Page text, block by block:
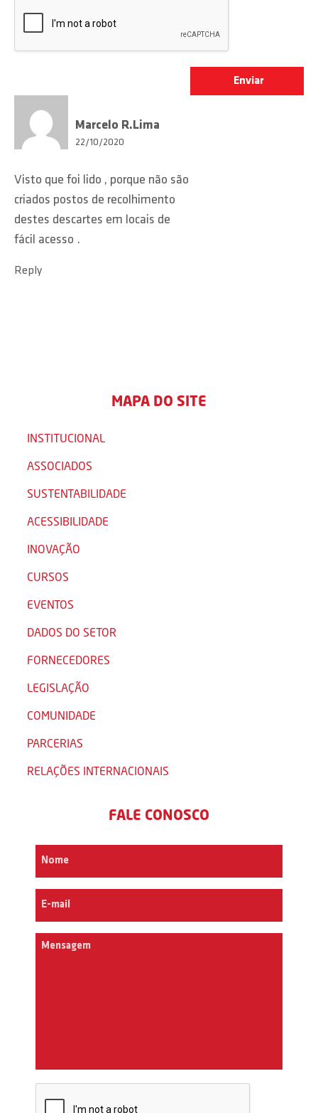
Marcelo R.Lima
22/10/2020
Visto que foi lido , porque não são
criados postos de recolhimento
destes descartes em locais de
fácil acesso .
Reply
MAPA DO SITE
INSTITUCIONAL
ASSOCIADOS
SUSTENTABILIDADE
ACESSIBILIDADE
INOVAÇÃO
CURSOS
EVENTOS
DADOS DO SETOR
FORNECEDORES
LEGISLAÇÃO
COMUNIDADE
PARCERIAS
RELAÇÕES INTERNACIONAIS
FALE CONOSCO